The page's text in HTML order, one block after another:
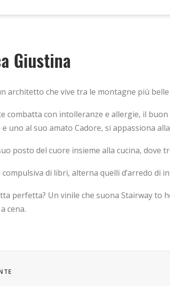
Giustina
architetto che vive tra le montagne più
combatta con intolleranze e allergie, il
e uno al suo amato Cadore, si appassiona
posto del cuore insieme alla cucina,
di libri, alterna quelli d’arredo di
perfetta? Un vinile che suona Stairway to
cena.